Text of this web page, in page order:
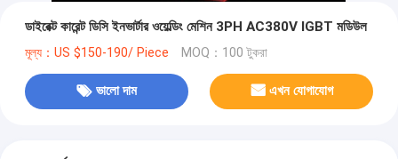
ডাইরেক্ট কারেন্ট ডিসি ইনভার্টার ওয়েল্ডিং মেশিন 3PH AC380V IGBT মডিউল
মূল্য：US $150-190/ Piece MOQ：100 টুকরা
ভালো দাম এখন যোগাযোগ